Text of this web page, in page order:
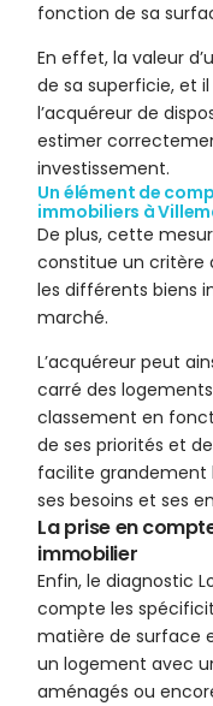
fonction de sa
En effet, la valeur
de sa superficie, et
l’acquéreur de
estimer
investissement.
Un élément de
immobiliers à
De plus, cette
constitue un critère
les différents biens
marché.
L’acquéreur peut
carré des
classement en
de ses priorités et
facilite grandement
ses besoins et ses
La prise en
immobilier
Enfin, le diagnostic
compte les
matière de surface
un logement avec
aménagés ou